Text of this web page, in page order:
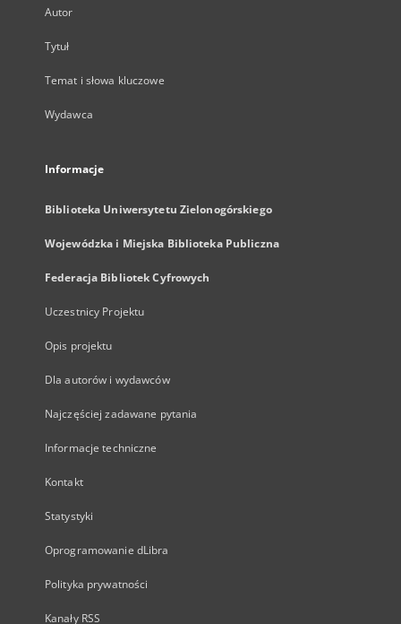
Autor
Tytuł
Temat i słowa kluczowe
Wydawca
Informacje
Biblioteka Uniwersytetu Zielonogórskiego
Wojewódzka i Miejska Biblioteka Publiczna
Federacja Bibliotek Cyfrowych
Uczestnicy Projektu
Opis projektu
Dla autorów i wydawców
Najczęściej zadawane pytania
Informacje techniczne
Kontakt
Statystyki
Oprogramowanie dLibra
Polityka prywatności
Kanały RSS